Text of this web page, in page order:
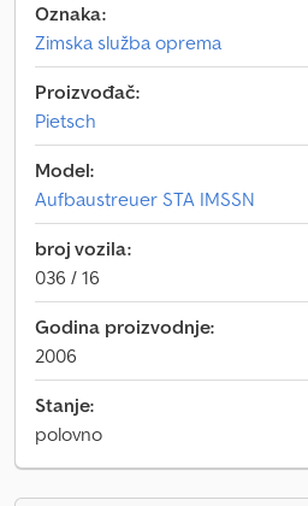
Oznaka:
Zimska služba oprema
Proizvođač:
Pietsch
Model:
Aufbaustreuer STA IMSSN
broj vozila:
036 / 16
Godina proizvodnje:
2006
Stanje:
polovno